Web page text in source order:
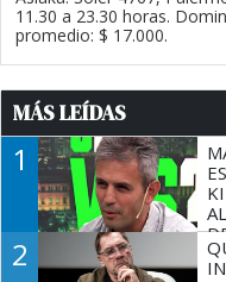
11.30 a 23.30 horas.
promedio: $ 17.000.
MÁS LEÍDAS
1
2